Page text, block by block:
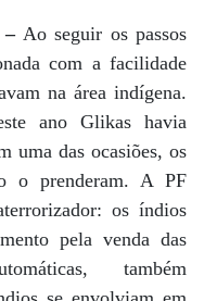
– Ao seguir os passos
com a facilidade
na área indígena.
ano Glikas havia
uma das ocasiões, os
o prenderam. A PF
os índios
pela venda das
também